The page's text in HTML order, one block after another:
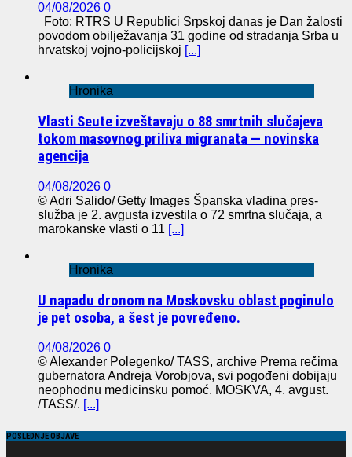
04/08/2026 0
Foto: RTRS U Republici Srpskoj danas je Dan žalosti
povodom obilježavanja 31 godine od stradanja Srba u
hrvatskoj vojno-policijskoj [...]
Hronika
Vlasti Seute izveštavaju o 88 smrtnih slučajeva
tokom masovnog priliva migranata — novinska
agencija
04/08/2026 0
© Adri Salido/ Getty Images Španska vladina pres-
služba je 2. avgusta izvestila o 72 smrtna slučaja, a
marokanske vlasti o 11 [...]
Hronika
U napadu dronom na Moskovsku oblast poginulo
je pet osoba, a šest je povređeno.
04/08/2026 0
© Alexander Polegenko/ TASS, archive Prema rečima
gubernatora Andreja Vorobjova, svi pogođeni dobijaju
neophodnu medicinsku pomoć. MOSKVA, 4. avgust.
/TASS/. [...]
POSLEDNJE OBJAVE